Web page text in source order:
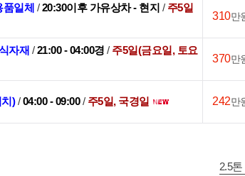
품일체 /20:30이후 가유상차 - 현지 / 주5일
310만
자재 /21:00 - 04:00경 / 주5일(금요일, 토요
370만
)/04:00 - 09:00/ 주5일, 국경일 242만
2.5